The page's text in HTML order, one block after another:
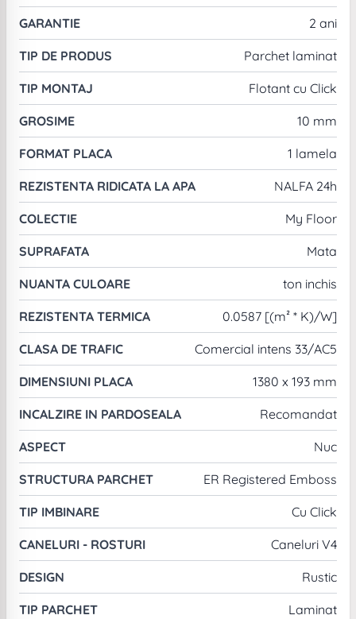
GARANTIE 2 ani
TIP DE PRODUS Parchet laminat
TIP MONTAJ Flotant cu Click
GROSIME 10 mm
FORMAT PLACA 1 lamela
REZISTENTA RIDICATA LA APA NALFA 24h
COLECTIE My Floor
SUPRAFATA Mata
NUANTA CULOARE ton inchis
REZISTENTA TERMICA 0.0587 [(m² * K)/W]
CLASA DE TRAFIC Comercial intens 33/AC5
DIMENSIUNI PLACA 1380 x 193 mm
INCALZIRE IN PARDOSEALA Recomandat
ASPECT Nuc
STRUCTURA PARCHET ER Registered Emboss
TIP IMBINARE Cu Click
CANELURI - ROSTURI Caneluri V4
DESIGN Rustic
TIP PARCHET Laminat